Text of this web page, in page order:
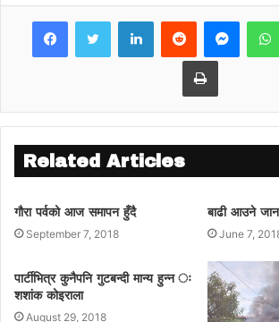
गराए ।
LinkedInReddit
Print
Related Articles
गौरा पर्वको आज समापन हुँदै
September 7, 2018
बाढी आउने
June 7,
पार्टीभित्र कुनैपनि गुटबन्दी मान्य हुन्न ः
शशांक कोइराला
August 29, 2018